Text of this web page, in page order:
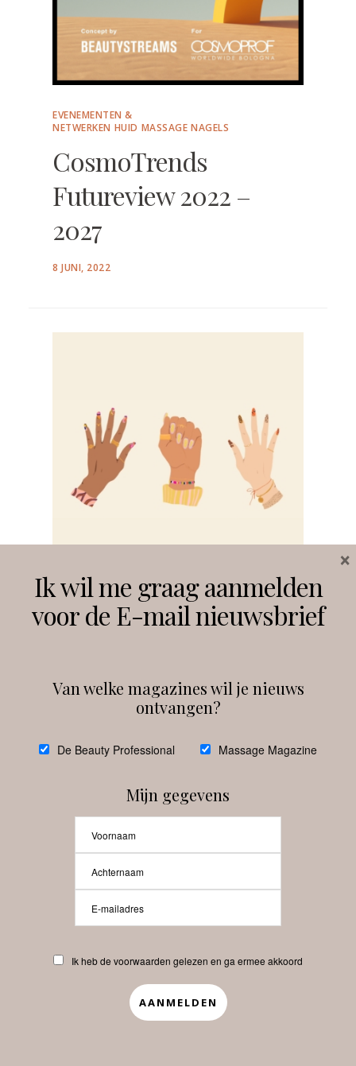
EVENEMENTEN &
NETWERKEN HUID MASSAGE NAGELS
CosmoTrends
Futureview 2022 –
2027
POSTED
8 JUNI, 2022
HUID
MASSAGE &
LICHAAMSBEHANDELINGEN NAGELS
maak je een goede foto
voor social media by
Martine Viellevoije
Ik wil me graag aanmelden
voor de E-mail nieuwsbrief
Van welke magazines wil je nieuws
ontvangen?
De Beauty Professional Massage Magazine
Mijn gegevens
Ik heb de voorwaarden gelezen en ga ermee akkoord
×